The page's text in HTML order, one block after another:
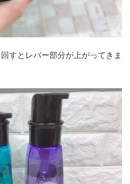
すとレバー部分が上がってきま